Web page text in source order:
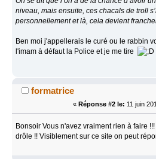
niveau, mais ensuite, ces chacals de troll
personnellement et là, cela devient
Ben moi j'appellerais le curé ou le rabbin
l'imam à défaut la Police et je me tire
formatrice
« Réponse #2 le: 11 juin
Bonsoir Vous n'avez vraiment rien à faire
drôle !! Visiblement sur ce site on peut